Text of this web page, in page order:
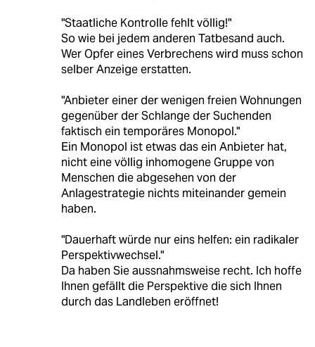
"Staatliche Kontrolle fehlt völlig!"
So wie bei jedem anderen Tatbesand auch.
Wer Opfer eines Verbrechens wird muss schon
selber Anzeige erstatten.
"Anbieter einer der wenigen freien Wohnungen
gegenüber der Schlange der Suchenden
faktisch ein temporäres Monopol."
Ein Monopol ist etwas das ein Anbieter hat,
nicht eine völlig inhomogene Gruppe von
Menschen die abgesehen von der
Anlagestrategie nichts miteinander gemein
haben.
"Dauerhaft würde nur eins helfen: ein radikaler
Perspektivwechsel."
Da haben Sie aussnahmsweise recht. Ich hoffe
Ihnen gefällt die Perspektive die sich Ihnen
durch das Landleben eröffnet!